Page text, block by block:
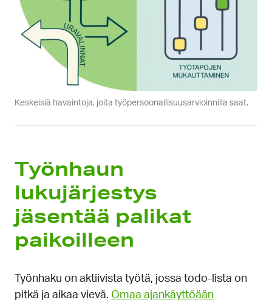
Keskeisiä havaintoja, joita työpersoonallisuusarvioinnilla saat.
Työnhaun
lukujärjestys
jäsentää palikat
paikoilleen
Työnhaku on aktiivista työtä, jossa todo-lista on
pitkä ja aikaa vievä. Omaa ajankäyttöään